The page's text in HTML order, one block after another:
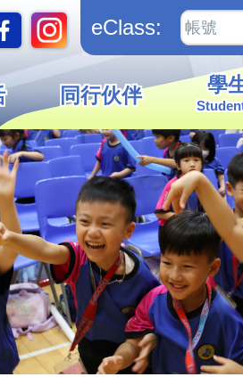
eClass:
同行伙伴 學
活動」(16/4/